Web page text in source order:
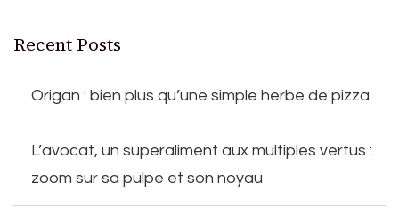
Recent Posts
Origan : bien plus qu’une simple herbe de pizza
L’avocat, un superaliment aux multiples vertus :
zoom sur sa pulpe et son noyau